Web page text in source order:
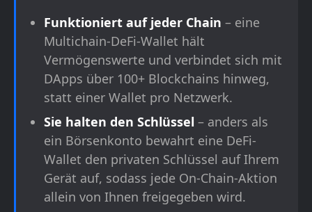
Funktioniert auf jeder Chain – eine
Multichain-DeFi-Wallet hält
Vermögenswerte und verbindet sich mit
DApps über 100+ Blockchains hinweg,
statt einer Wallet pro Netzwerk.
Sie halten den Schlüssel – anders als
ein Börsenkonto bewahrt eine DeFi-
Wallet den privaten Schlüssel auf Ihrem
Gerät auf, sodass jede On-Chain-Aktion
allein von Ihnen freigegeben wird.